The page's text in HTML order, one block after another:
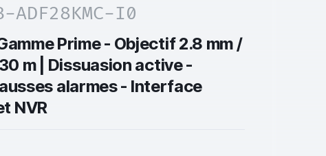
ADF28KMC-I0
Prime - Objectif 2.8 mm /
m | Dissuasion active -
alarmes - Interface
NVR